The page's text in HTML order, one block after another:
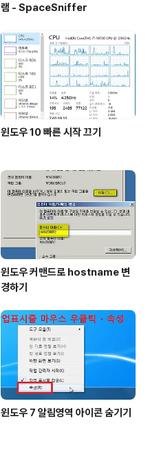
램 - SpaceSniffer
윈도우 10 빠른 시작 끄기
윈도우 커맨드로 hostname 변
경하기
윈도우 7 알림영역 아이콘 숨기기